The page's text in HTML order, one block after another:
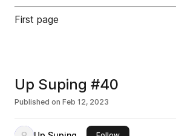
First page
Up Suping #40
Published on Feb 12, 2023